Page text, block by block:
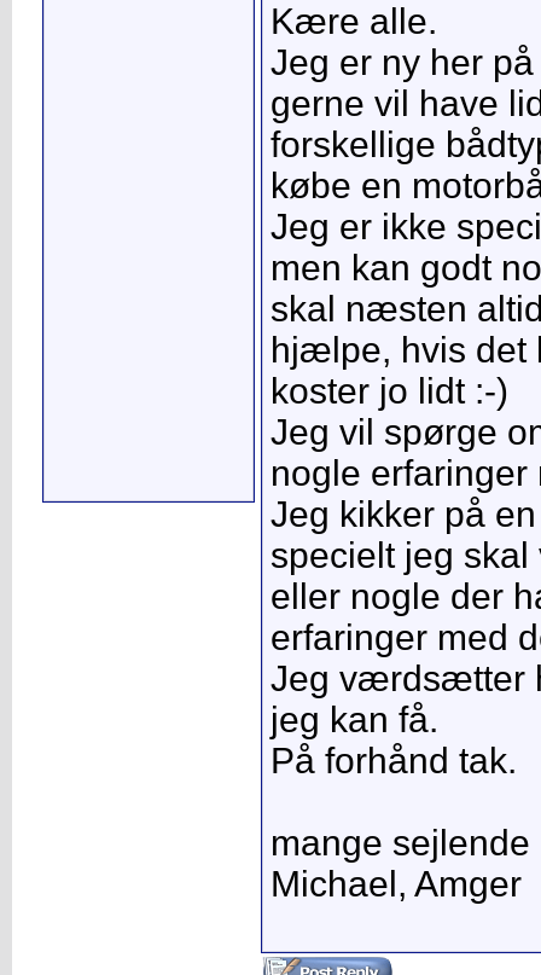
Kære alle.
Jeg er ny her
gerne vil have
forskellige
købe en
Jeg er ikke
men kan godt
skal næsten
hjælpe, hvis det
koster jo lidt :-)
Jeg vil spørge
nogle
Jeg kikker på
specielt jeg
eller nogle der
erfaringer med
Jeg værdsætter
jeg kan få.
På forhånd tak.
mange sejlende
Michael, Amger